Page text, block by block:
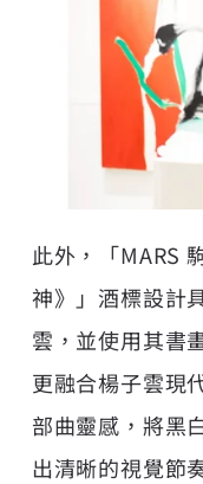
此外，「MARS
神》」酒標設計
雲，並使用其書
更融合楊子雲現
部曲靈感，將黑
出清晰的視覺節